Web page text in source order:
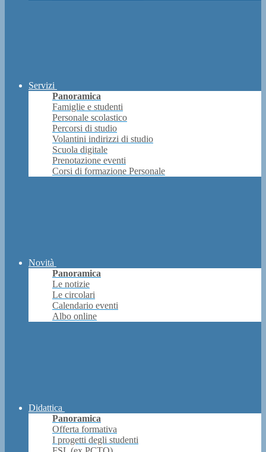
Servizi
Panoramica
Famiglie e studenti
Personale scolastico
Percorsi di studio
Volantini indirizzi di studio
Scuola digitale
Prenotazione eventi
Corsi di formazione Personale
Novità
Panoramica
Le notizie
Le circolari
Calendario eventi
Albo online
Didattica
Panoramica
Offerta formativa
I progetti degli studenti